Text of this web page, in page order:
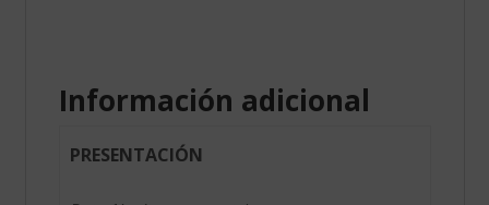
Información adicional
PRESENTACIÓN